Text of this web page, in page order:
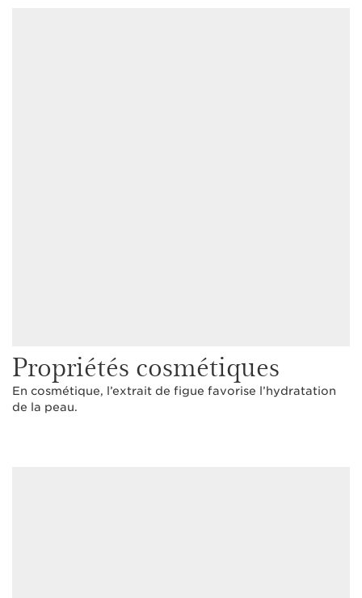
Propriétés cosmétiques
En cosmétique, l’extrait de figue favorise l’hydratation
de la peau.